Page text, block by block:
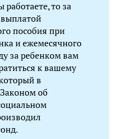
работаете, то за
пособия при
и ежемесячного
за ребенком вам
к вашему
в
об